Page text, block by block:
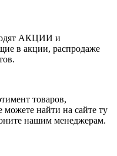
АКЦИИ и
в акции, распродаже
товаров,
найти на сайте ту
нашим менеджерам.